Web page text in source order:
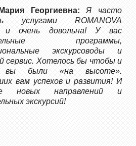
Георгиевна:
Я часто
услугами ROMANOVA
и очень довольна! У вас
программы,
экскурсоводы и
сервис. Хотелось бы чтобы и
вы были «на высоте».
вам успехов и развития! И
новых направлений и
экскурсий!